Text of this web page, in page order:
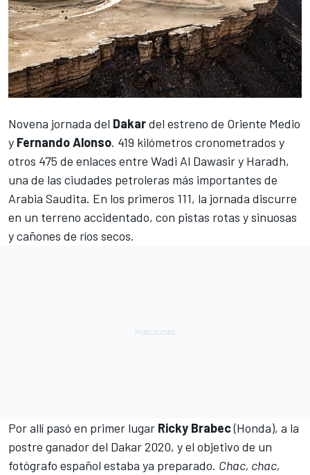
Novena jornada del Dakardel estreno de Oriente Medio
y Fernando Alonso. 419 kilómetros cronometrados y
otros 475 de enlaces entre Wadi Al Dawasir y Haradh,
una de las ciudades petroleras más importantes de
Arabia Saudita. En los primeros 111, la jornada discurre
en un terreno accidentado, con pistas rotas y sinuosas
y cañones de ríos secos.
Por allí pasó en primer lugar Ricky Brabec(Honda), a la
postre ganador del Dakar 2020, y el objetivo de un
fotógrafo español estaba ya preparado. Chac, chac,